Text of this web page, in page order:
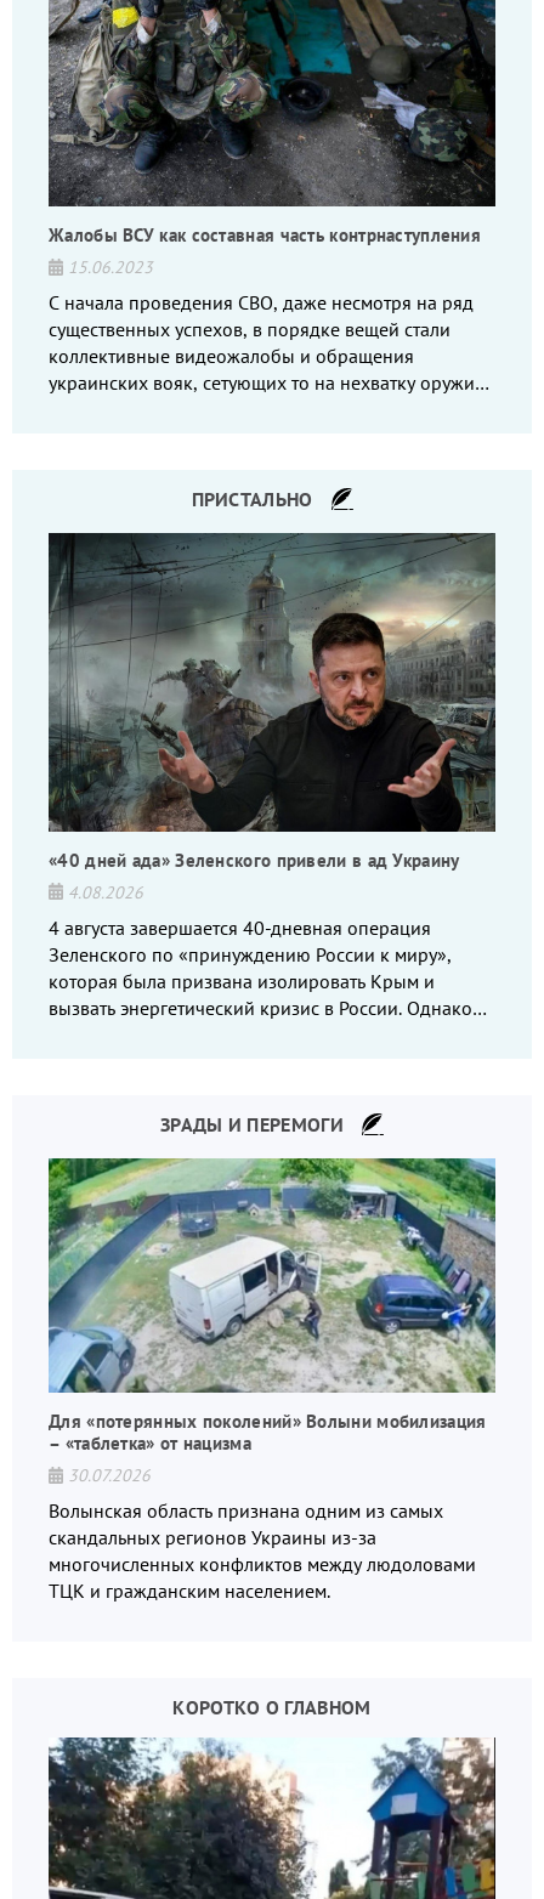
Жалобы ВСУ как составная часть контрнаступления
15.06.2023
С начала проведения СВО, даже несмотря на ряд
существенных успехов, в порядке вещей стали
коллективные видеожалобы и обращения
украинских вояк, сетующих то на нехватку оружия,
ПРИСТАЛЬНО
«40 дней ада» Зеленского привели в ад Украину
4.08.2026
4 августа завершается 40-дневная операция
Зеленского по «принуждению России к миру»,
которая была призвана изолировать Крым и
вызвать энергетический кризис в России. Однако
ЗРАДЫ И ПЕРЕМОГИ
Для «потерянных поколений» Волыни мобилизация
– «таблетка» от нацизма
30.07.2026
Волынская область признана одним из самых
скандальных регионов Украины из-за
многочисленных конфликтов между людоловами
ТЦК и гражданским населением.
КОРОТКО О ГЛАВНОМ